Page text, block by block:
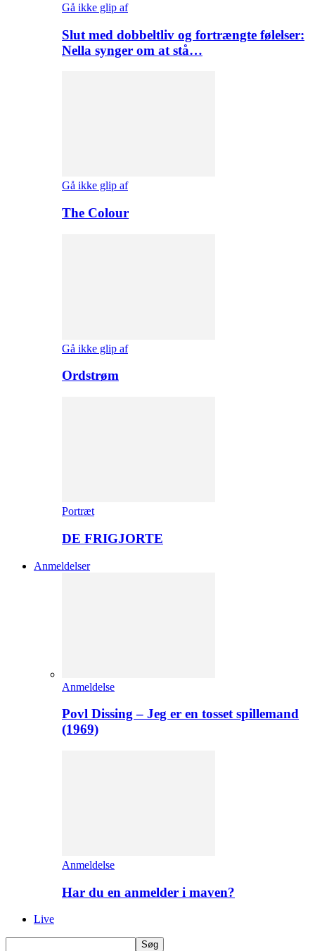
Gå ikke glip af
Slut med dobbeltliv og fortrængte følelser:
Nella synger om at stå…
Gå ikke glip af
The Colour
Gå ikke glip af
Ordstrøm
Portræt
DE FRIGJORTE
Anmeldelser
Anmeldelse
Povl Dissing – Jeg er en tosset spillemand
(1969)
Anmeldelse
Har du en anmelder i maven?
Live